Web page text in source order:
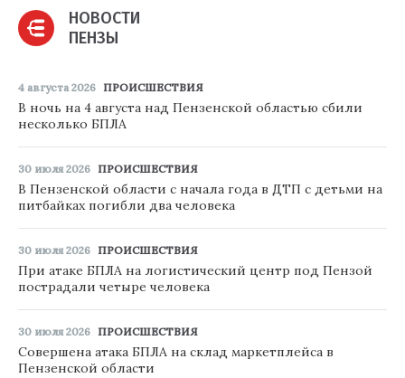
НОВОСТИ
ПЕНЗЫ
4 августа 2026 ПРОИСШЕСТВИЯ
В ночь на 4 августа над Пензенской областью сбили
несколько БПЛА
30 июля 2026 ПРОИСШЕСТВИЯ
В Пензенской области с начала года в ДТП с детьми на
питбайках погибли два человека
30 июля 2026 ПРОИСШЕСТВИЯ
При атаке БПЛА на логистический центр под Пензой
пострадали четыре человека
30 июля 2026 ПРОИСШЕСТВИЯ
Совершена атака БПЛА на склад маркетплейса в
Пензенской области